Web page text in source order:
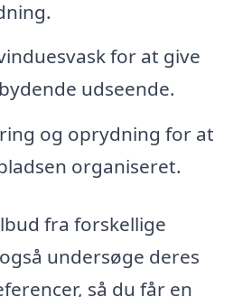
for at give
udseende.
og oprydning for at
organiseret.
fra forskellige
undersøge deres
så du får en